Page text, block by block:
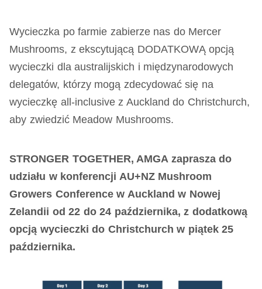
Wycieczka po farmie zabierze nas do Mercer
Mushrooms, z ekscytującą DODATKOWĄ opcją
wycieczki dla australijskich i międzynarodowych
delegatów, którzy mogą zdecydować się na
wycieczkę all-inclusive z Auckland do Christchurch,
aby zwiedzić Meadow Mushrooms.
STRONGER TOGETHER, AMGA zaprasza do
udziału w konferencji AU+NZ Mushroom
Growers Conference w Auckland w Nowej
Zelandii od 22 do 24 października, z dodatkową
opcją wycieczki do Christchurch w piątek 25
października.